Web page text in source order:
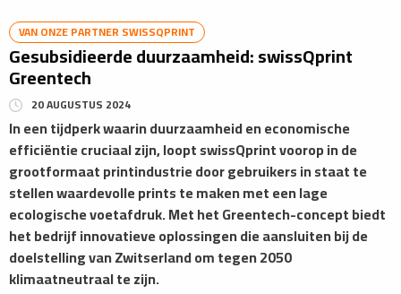
VAN ONZE PARTNER SWISSQPRINT
Gesubsidieerde duurzaamheid: swissQprint
Greentech
20 AUGUSTUS 2024
In een tijdperk waarin duurzaamheid en economische
efficiëntie cruciaal zijn, loopt swissQprint voorop in de
grootformaat printindustrie door gebruikers in staat te
stellen waardevolle prints te maken met een lage
ecologische voetafdruk. Met het Greentech-concept biedt
het bedrijf innovatieve oplossingen die aansluiten bij de
doelstelling van Zwitserland om tegen 2050
klimaatneutraal te zijn.